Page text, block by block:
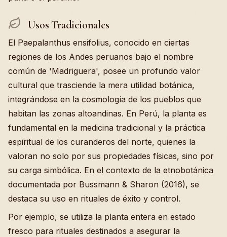
Usos Tradicionales
El Paepalanthus ensifolius, conocido en ciertas
regiones de los Andes peruanos bajo el nombre
común de 'Madriguera', posee un profundo valor
cultural que trasciende la mera utilidad botánica,
integrándose en la cosmología de los pueblos que
habitan las zonas altoandinas. En Perú, la planta es
fundamental en la medicina tradicional y la práctica
espiritual de los curanderos del norte, quienes la
valoran no solo por sus propiedades físicas, sino por
su carga simbólica. En el contexto de la etnobotánica
documentada por Bussmann & Sharon (2016), se
destaca su uso en rituales de éxito y control.
Por ejemplo, se utiliza la planta entera en estado
fresco para rituales destinados a asegurar la